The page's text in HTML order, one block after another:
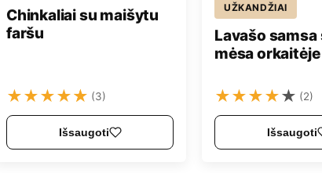
Chinkaliai su maišytu
faršu
★★★★★ (3)
Išsaugoti
UŽKANDŽIAI
Lavašo samsa
mėsa orkaitėje
★★★★★ (2)
Išsaugoti